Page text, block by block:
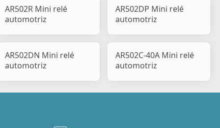
AR502R Mini relé
automotriz
AR502DP Mini relé
automotriz
AR502DN Mini relé
automotriz
AR502C-40A Mini relé
automotriz